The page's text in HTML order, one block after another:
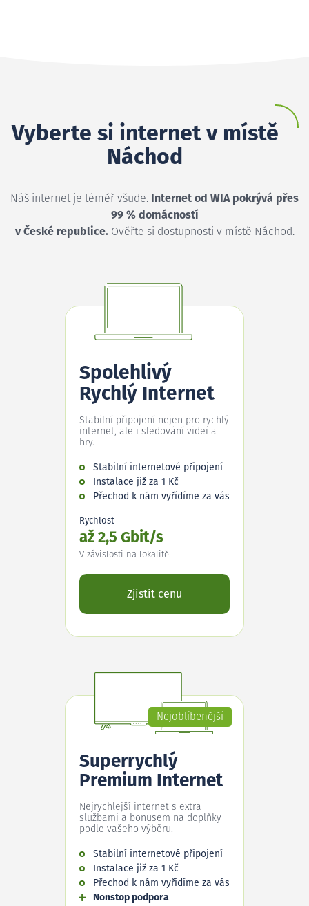
Vyberte si internet v místě
Náchod
Náš internet je téměř všude. Internet od WIA pokrývá přes
99 % domácností
v České republice.Ověřte si dostupnosti v místě Náchod.
Spolehlivý
Rychlý Internet
Stabilní připojení nejen pro rychlý
internet, ale i sledování videí a
hry.
Stabilní internetové připojení
Instalace již za 1 Kč
Přechod k nám vyřídíme za vás
Rychlost
až 2,5 Gbit/s
V závislosti na lokalitě.
Zjistit cenu
Nejoblíbenější
Superrychlý
Premium Internet
Nejrychlejší internet s extra
službami a bonusem na doplňky
podle vašeho výběru.
Stabilní internetové připojení
Instalace již za 1 Kč
Přechod k nám vyřídíme za vás
Nonstop podpora